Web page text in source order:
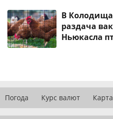
В
раздача
Ньюкасла
Погода Курс валют Карта